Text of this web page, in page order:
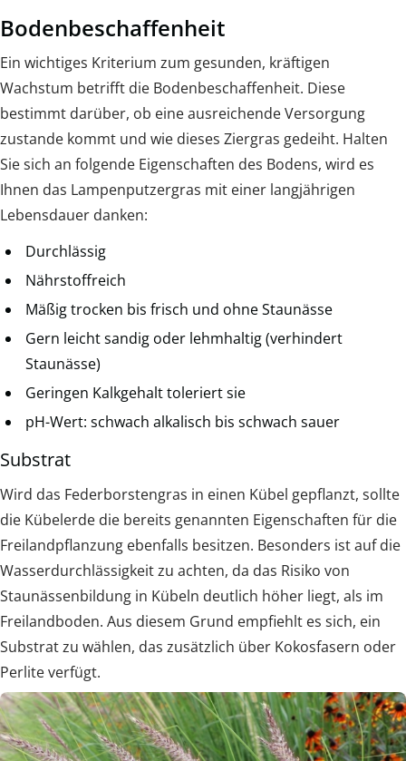
Bodenbeschaffenheit
Ein wichtiges Kriterium zum gesunden, kräftigen
Wachstum betrifft die Bodenbeschaffenheit. Diese
bestimmt darüber, ob eine ausreichende Versorgung
zustande kommt und wie dieses Ziergras gedeiht. Halten
Sie sich an folgende Eigenschaften des Bodens, wird es
Ihnen das Lampenputzergras mit einer langjährigen
Lebensdauer danken:
Durchlässig
Nährstoffreich
Mäßig trocken bis frisch und ohne Staunässe
Gern leicht sandig oder lehmhaltig (verhindert
Staunässe)
Geringen Kalkgehalt toleriert sie
pH-Wert: schwach alkalisch bis schwach sauer
Substrat
Wird das Federborstengras in einen Kübel gepflanzt, sollte
die Kübelerde die bereits genannten Eigenschaften für die
Freilandpflanzung ebenfalls besitzen. Besonders ist auf die
Wasserdurchlässigkeit zu achten, da das Risiko von
Staunässenbildung in Kübeln deutlich höher liegt, als im
Freilandboden. Aus diesem Grund empfiehlt es sich, ein
Substrat zu wählen, das zusätzlich über Kokosfasern oder
Perlite verfügt.